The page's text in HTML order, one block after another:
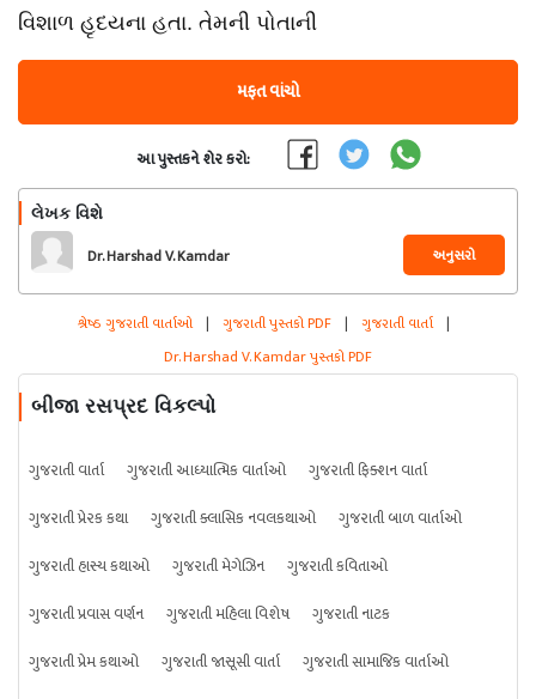
વિશાળ હૃદયના હતા. તેમની પોતાની
મફત વાંચો
આ પુસ્તકને શેર કરો:
લેખક વિશે
Dr. Harshad V. Kamdar અનુસરો
શ્રેષ્ઠ ગુજરાતી વાર્તાઓ | ગુજરાતી પુસ્તકો PDF | ગુજરાતી વાર્તા |
Dr. Harshad V. Kamdar પુસ્તકો PDF
બીજા રસપ્રદ વિકલ્પો
ગુજરાતી વાર્તા ગુજરાતી આધ્યાત્મિક વાર્તાઓ
ગુજરાતી ફિક્શન વાર્તા
ગુજરાતી પ્રેરક કથા
ગુજરાતી ક્લાસિક નવલકથાઓ
ગુજરાતી બાળ વાર્તાઓ
ગુજરાતી હાસ્ય કથાઓ
ગુજરાતી મેગેઝિન
ગુજરાતી કવિતાઓ
ગુજરાતી પ્રવાસ વર્ણન
ગુજરાતી મહિલા વિશેષ
ગુજરાતી નાટક
ગુજરાતી પ્રેમ કથાઓ
ગુજરાતી જાસૂસી વાર્તા
ગુજરાતી સામાજિક વાર્તાઓ